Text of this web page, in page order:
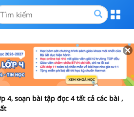
4, soạn bài tập đọc 4 tất cả các bài ,